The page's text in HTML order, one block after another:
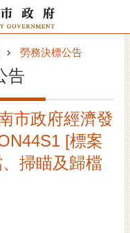
勞務決標公告
告
市政府經濟發
[標案
掃瞄及歸檔